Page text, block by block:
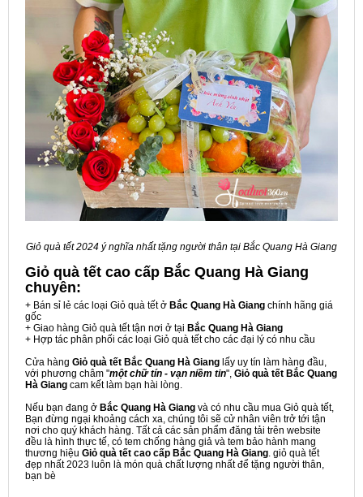
Giỏ quà tết 2024 ý nghĩa nhất tặng người thân tại Bắc Quang Hà Giang
Giỏ quà tết cao cấp Bắc Quang Hà Giang
chuyên:
+ Bán sỉ lẻ các loại Giỏ quà tết ở Bắc Quang Hà Giang chính hãng giá
gốc
+ Giao hàng Giỏ quà tết tận nơi ở tại Bắc Quang Hà Giang
+ Hợp tác phân phối các loại Giỏ quà tết cho các đại lý có nhu cầu
Cửa hàng Giỏ quà tết Bắc Quang Hà Giang lấy uy tín làm hàng đầu,
với phương châm "một chữ tín - vạn niềm tin", Giỏ quà tết Bắc Quang
Hà Giang cam kết làm bạn hài lòng.
Nếu bạn đang ở Bắc Quang Hà Giang và có nhu cầu mua Giỏ quà tết,
Bạn đừng ngại khoảng cách xa, chúng tôi sẽ cử nhân viên trở tới tận
nơi cho quý khách hàng. Tất cả các sản phẩm đăng tải trên website
đều là hình thực tế, có tem chống hàng giả và tem bảo hành mang
thương hiệu Giỏ quà tết cao cấp Bắc Quang Hà Giang. giỏ quà tết
đẹp nhất 2023 luôn là món quà chất lượng nhất để tặng người thân,
bạn bè